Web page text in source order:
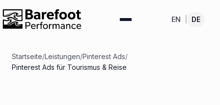
EN DE
Startseite/Leistungen/Pinterest Ads/
Pinterest Ads für Tourismus & Reise